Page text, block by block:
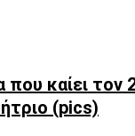
καίει τον
(pics)